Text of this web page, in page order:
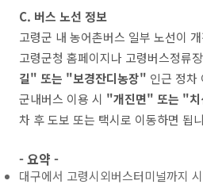
C. 버스 노선 정보
고령군 내 농어촌버스 일부 노선이
고령군청 홈페이지나 고령버스정류
길" 또는 "보경잔디농장" 인근 정차
군내버스 이용 시 "개진면" 또는 "
차 후 도보 또는 택시로 이동하면 됩
- 요약 -
대구에서 고령시외버스터미널까지